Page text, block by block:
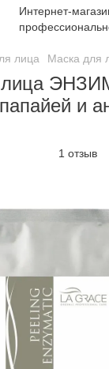
лица Маска для
лица
и
1 отзыв